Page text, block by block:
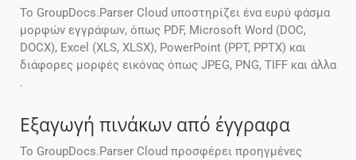
Το GroupDocs.Parser Cloud υποστηρίζει ένα ευρύ φάσμα
μορφών εγγράφων, όπως PDF, Microsoft Word (DOC,
DOCX), Excel (XLS, XLSX), PowerPoint (PPT, PPTX) και
διάφορες μορφές εικόνας όπως JPEG, PNG, TIFF και άλλα
.
Εξαγωγή πινάκων από έγγραφα
Το GroupDocs.Parser Cloud προσφέρει προηγμένες